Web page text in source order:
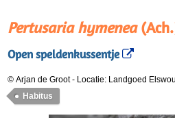
Pertusaria hymenea
Open speldenkussentje
© Arjan de Groot- Locatie: Landgoed
Habitus